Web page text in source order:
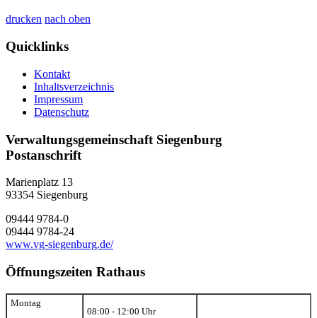
drucken nach oben
Quicklinks
Kontakt
Inhaltsverzeichnis
Impressum
Datenschutz
Verwaltungsgemeinschaft Siegenburg
Postanschrift
Marienplatz 13
93354 Siegenburg
09444 9784-0
09444 9784-24
www.vg-siegenburg.de/
Öffnungszeiten Rathaus
Montag
08:00 - 12:00 Uhr